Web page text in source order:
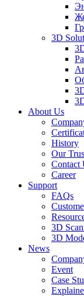
3D
About Us
History
Our
Contact
Career
Support
FAQs
3D
3D
News
Event
Case